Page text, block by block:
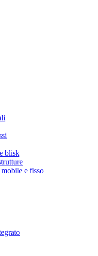
blisk
e fisso